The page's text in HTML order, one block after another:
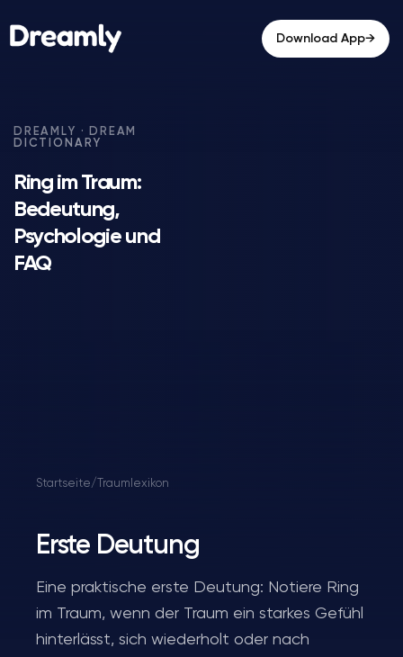
Download App→
Ring im Traum:
Bedeutung,
Psychologie und
FAQ
Startseite/ Traumlexikon
Erste Deutung
Eine praktische erste Deutung: Notiere Ring
im Traum, wenn der Traum ein starkes Gefühl
hinterlässt, sich wiederholt oder nach